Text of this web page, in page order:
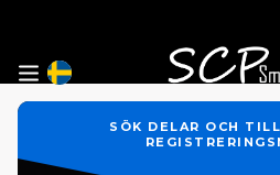
SÖK DELAR OCH